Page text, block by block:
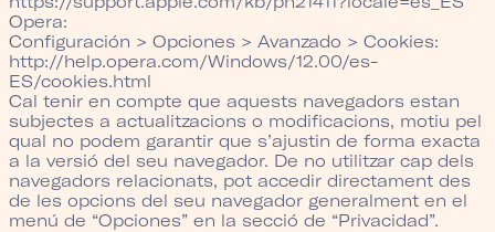
Opera:
Configuración > Opciones > Avanzado > Cookies:
http://help.opera.com/Windows/12.00/es-
ES/cookies.html
Cal tenir en compte que aquests navegadors estan
subjectes a actualitzacions o modificacions, motiu pel
qual no podem garantir que s’ajustin de forma exacta
a la versió del seu navegador. De no utilitzar cap dels
navegadors relacionats, pot accedir directament des
de les opcions del seu navegador generalment en el
menú de “Opciones” en la secció de “Privacidad”.